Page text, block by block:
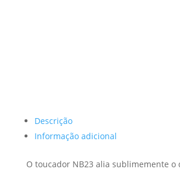
Descrição
Informação adicional
O toucador NB23 alia sublimemente o